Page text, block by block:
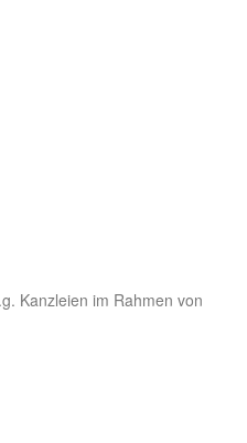
Kanzleien im Rahmen von